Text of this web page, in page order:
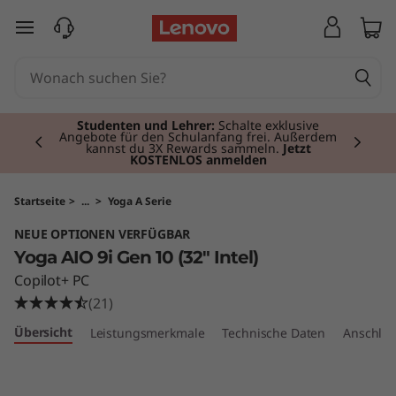
Y
O
3
2
zum Hauptinhalt springen
Studenten und Lehrer: Schalte exklusive
Angebote für den Schulanfang frei. Außerdem
kannst du 3X Rewards sammeln. Jetzt
KOSTENLOS anmelden
Currently displaying item 2 of 3
Startseite > ... > Yoga A Serie
NEUE OPTIONEN VERFÜGBAR
Yoga AIO 9i Gen 10 (32" Intel)
Copilot+ PC
(21)
Übersicht Leistungsmerkmale Technische Daten